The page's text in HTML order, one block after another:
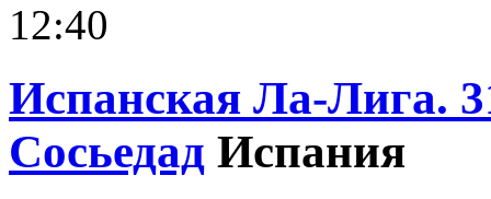
12:40
Испанская Ла-Лига.
Сосьедад Испания